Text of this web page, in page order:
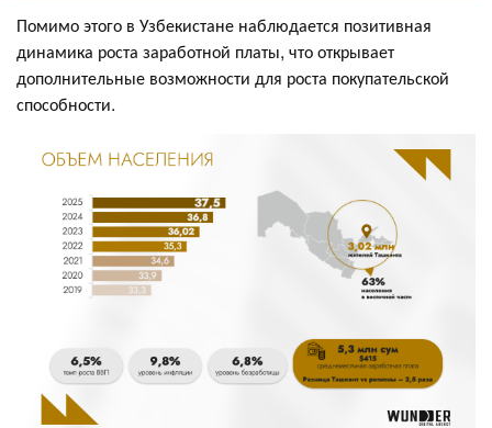
Помимо этого в Узбекистане наблюдается позитивная
динамика роста заработной платы, что открывает
дополнительные возможности для роста покупательской
способности.